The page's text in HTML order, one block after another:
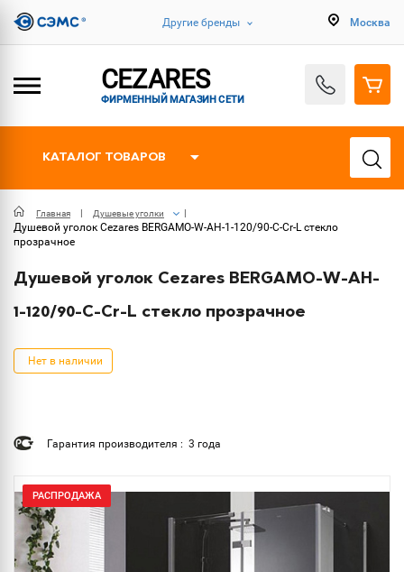
Другие бренды Москва
CEZARES
ФИРМЕННЫЙ МАГАЗИН СЕТИ
КАТАЛОГ ТОВАРОВ
Главная Душевые уголки
Душевой уголок Cezares BERGAMO-W-AH-1-120/90-C-Cr-L стекло
прозрачное
Душевой уголок Cezares BERGAMO-W-AH-
1-120/90-C-Cr-L стекло прозрачное
Нет в наличии
Гарантия производителя : 3 года
РАСПРОДАЖА